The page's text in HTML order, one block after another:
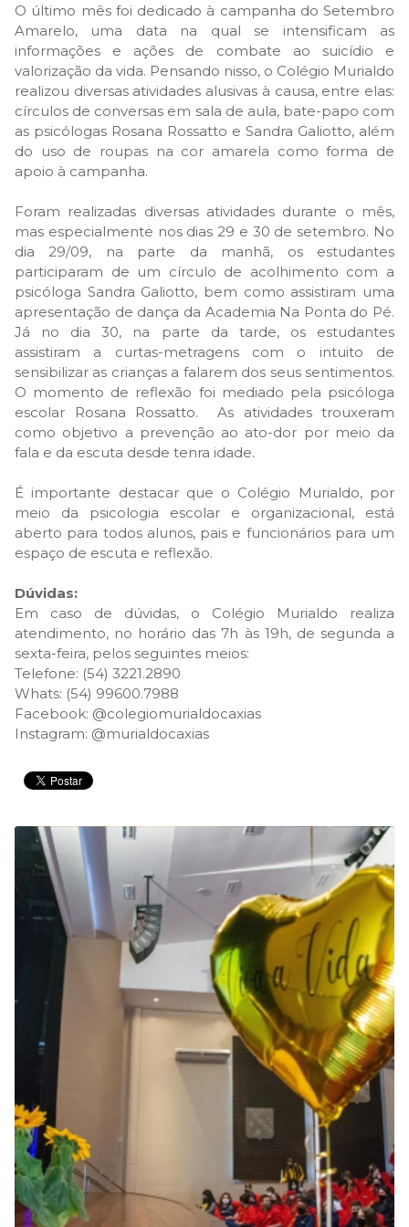
O último mês foi dedicado à campanha do Setembro
Amarelo, uma data na qual se intensificam as
informações e ações de combate ao suicídio e
valorização da vida. Pensando nisso, o Colégio Murialdo
realizou diversas atividades alusivas à causa, entre elas:
círculos de conversas em sala de aula, bate-papo com
as psicólogas Rosana Rossatto e Sandra Galiotto, além
do uso de roupas na cor amarela como forma de
apoio à campanha.
Foram realizadas diversas atividades durante o mês,
mas especialmente nos dias 29 e 30 de setembro. No
dia 29/09, na parte da manhã, os estudantes
participaram de um círculo de acolhimento com a
psicóloga Sandra Galiotto, bem como assistiram uma
apresentação de dança da Academia Na Ponta do Pé.
Já no dia 30, na parte da tarde, os estudantes
assistiram a curtas-metragens com o intuito de
sensibilizar as crianças a falarem dos seus sentimentos.
O momento de reflexão foi mediado pela psicóloga
escolar Rosana Rossatto. As atividades trouxeram
como objetivo a prevenção ao ato-dor por meio da
fala e da escuta desde tenra idade.
É importante destacar que o Colégio Murialdo, por
meio da psicologia escolar e organizacional, está
aberto para todos alunos, pais e funcionários para um
espaço de escuta e reflexão.
Dúvidas:
Em caso de dúvidas, o Colégio Murialdo realiza
atendimento, no horário das 7h às 19h, de segunda a
sexta-feira, pelos seguintes meios:
Telefone: (54) 3221.2890
Whats: (54) 99600.7988
Facebook: @colegiomurialdocaxias
Instagram: @murialdocaxias